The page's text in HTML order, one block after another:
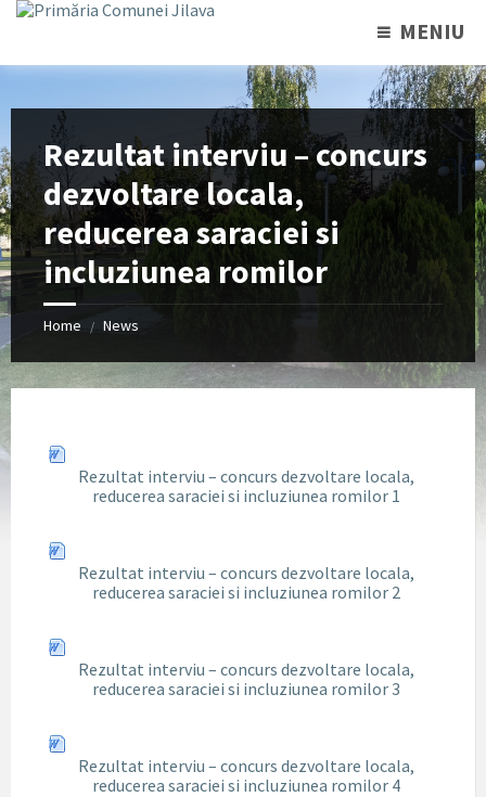
MENIU
Rezultat interviu – concurs
dezvoltare locala,
reducerea saraciei si
incluziunea romilor
Home / News
Rezultat interviu – concurs dezvoltare locala,
reducerea saraciei si incluziunea romilor 1
Rezultat interviu – concurs dezvoltare locala,
reducerea saraciei si incluziunea romilor 2
Rezultat interviu – concurs dezvoltare locala,
reducerea saraciei si incluziunea romilor 3
Rezultat interviu – concurs dezvoltare locala,
reducerea saraciei si incluziunea romilor 4